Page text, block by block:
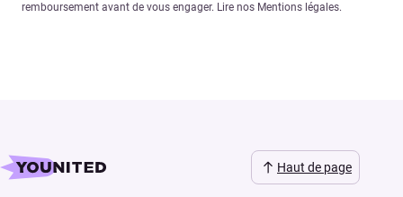
remboursement avant de vous engager. Lire nos Mentions légales.
Haut de page